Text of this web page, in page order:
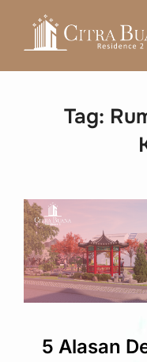
content
Tag:
5 Alasan